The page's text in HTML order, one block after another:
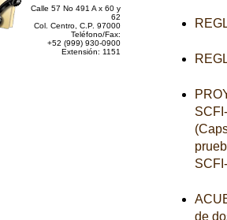
Calle 57 No 491 A x 60 y
62
Col. Centro, C.P. 97000
Teléfono/Fax:
+52 (999) 930-0900
Extensión: 1151
de